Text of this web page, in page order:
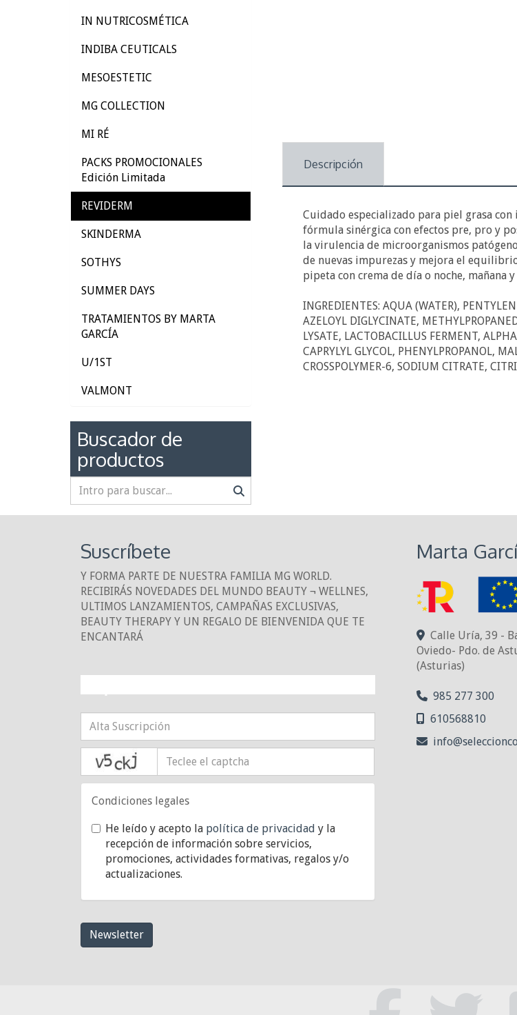
Descripción
Cuidado especializado para piel grasa
fórmula sinérgica con efectos pre, pro y
la virulencia de microorganismos
de nuevas impurezas y mejora el
pipeta con crema de día o noche, mañana
INGREDIENTES: AQUA (WATER),
AZELOYL DIGLYCINATE,
LYSATE, LACTOBACILLUS FERMENT,
CAPRYLYL GLYCOL, PHENYLPROPANOL,
CROSSPOLYMER-6, SODIUM CITRATE,
IN NUTRICOSMÉTICA
INDIBA CEUTICALS
MESOESTETIC
MG COLLECTION
MI RÉ
PACKS PROMOCIONALES
Edición Limitada
REVIDERM
SKINDERMA
SOTHYS
SUMMER DAYS
TRATAMIENTOS BY MARTA
GARCÍA
U/1ST
VALMONT
Buscador de
productos
Suscríbete
Y FORMA PARTE DE NUESTRA FAMILIA MG WORLD.
RECIBIRÁS NOVEDADES DEL MUNDO BEAUTY ¬ WELLNES,
ULTIMOS LANZAMIENTOS, CAMPAÑAS EXCLUSIVAS,
BEAUTY THERAPY Y UN REGALO DE BIENVENIDA QUE TE
ENCANTARÁ
captcha
Condiciones legales
He leído y acepto la política de privacidad y la
recepción de información sobre servicios,
promociones, actividades formativas, regalos y/o
actualizaciones.
Newsletter
Marta
Calle Uría, 39 -
Oviedo- Pdo. de
(Asturias)
985 277 300
610568810
info